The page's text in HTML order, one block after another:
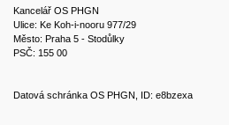
Kancelář OS PHGN
Ulice: Ke Koh-i-nooru 977/29
Město: Praha 5 - Stodůlky
PSČ: 155 00
Datová schránka OS PHGN, ID: e8bzexa